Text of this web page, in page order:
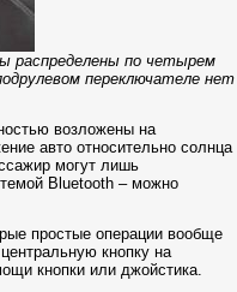
распределены по четырем
переключателе нет
возложены на
авто относительно солнца
могут лишь
Bluetooth – можно
простые операции вообще
кнопку на
кнопки или джойстика.